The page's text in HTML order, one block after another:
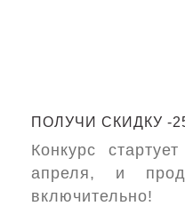
ПОЛУЧИ СКИДКУ -
Конкурс
апреля, и
включительно!